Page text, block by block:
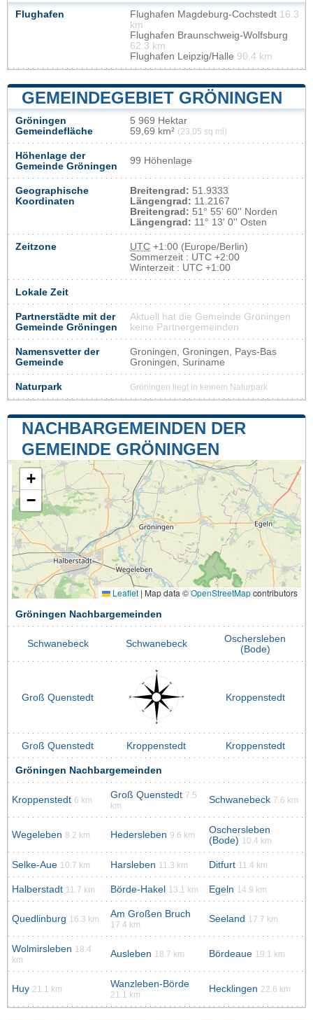
Flughafen Flughafen Magdeburg-Cochstedt 16.3
km
Flughafen Braunschweig-Wolfsburg
62.3 km
Flughafen Leipzig/Halle 90.4 km
GEMEINDEGEBIET GRÖNINGEN
Gröningen
Gemeindefläche
5 969 Hektar
59,69 km² (23,05 sq mi)
Höhenlage der
Gemeinde Gröningen
99 Höhenlage
Geographische
Koordinaten
Breitengrad: 51.9333
Längengrad: 11.2167
Breitengrad: 51° 55' 60'' Norden
Längengrad: 11° 13' 0'' Osten
Zeitzone UTC +1:00 (Europe/Berlin)
Sommerzeit : UTC +2:00
Winterzeit : UTC +1:00
Lokale Zeit
Partnerstädte mit der
Gemeinde Gröningen
Aktuell hat die Gemeinde Gröningen
keine Partnergemeinden
Namensvetter der
Gemeinde
Groningen, Groningen, Pays-Bas
Groningen, Suriname
Naturpark Gröningen liegt in keinem Naturpark
NACHBARGEMEINDEN DER
GEMEINDE GRÖNINGEN
+
−
Leaflet | Map data ©OpenStreetMapcontributors
Gröningen Nachbargemeinden
Schwanebeck Schwanebeck
Oschersleben
(Bode)
Groß Quenstedt Kroppenstedt
Groß Quenstedt Kroppenstedt Kroppenstedt
Gröningen Nachbargemeinden
Kroppenstedt 6 km Groß Quenstedt 7.5
km
Schwanebeck 7.6 km
Wegeleben 8.2 km Hedersleben 9.6 km
Oschersleben
(Bode) 10.4 km
Selke-Aue 10.7 km Harsleben 11.3 km Ditfurt 11.4 km
Halberstadt 11.7 km Börde-Hakel 13.1 km Egeln 14.9 km
Quedlinburg 16.3 km Am Großen Bruch
17.4 km
Seeland 17.7 km
Wolmirsleben 18.4
km
Ausleben 18.7 km Bördeaue 19.1 km
Huy 21.1 km Wanzleben-Börde
21.1 km
Hecklingen 22.6 km